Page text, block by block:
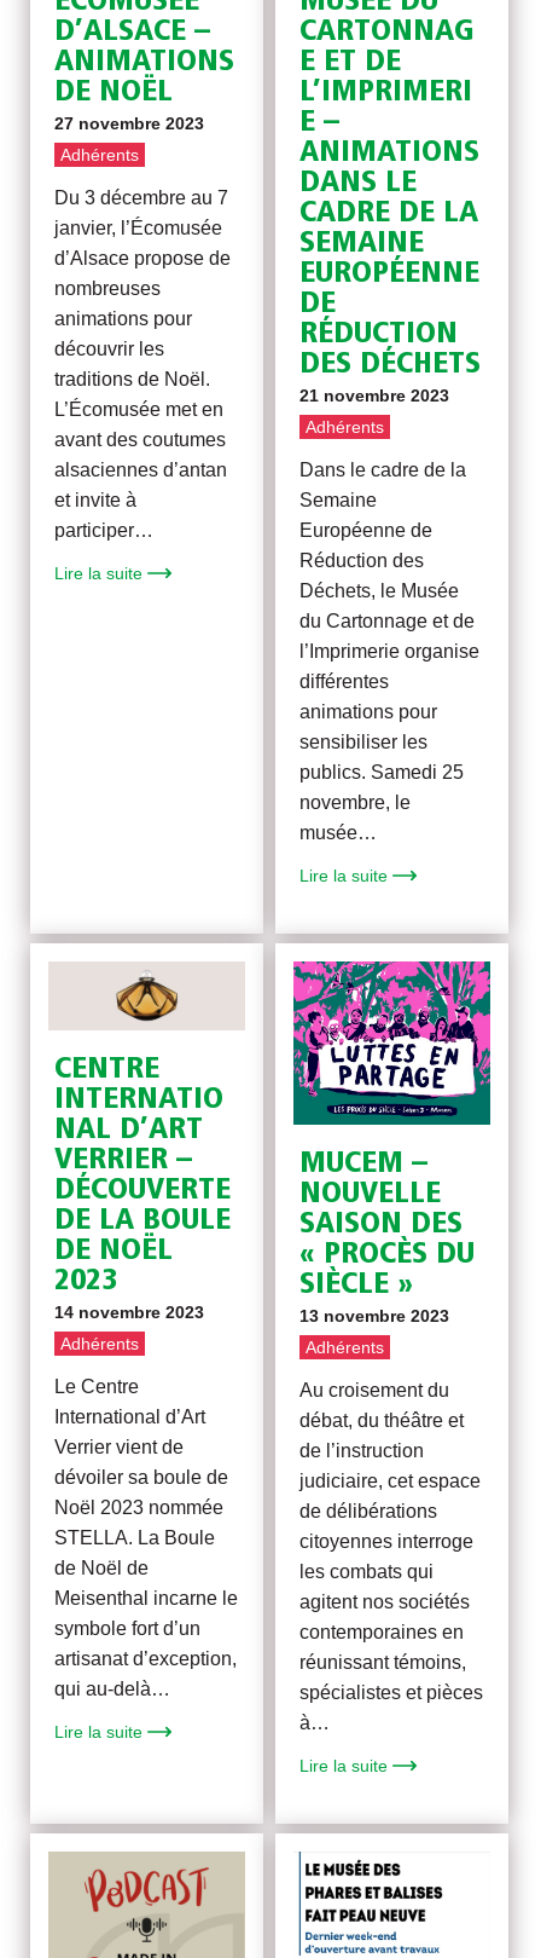
D’ALSACE –
ANIMATIONS
DE NOËL
27 novembre 2023
Adhérents
Du 3 décembre au 7
janvier, l’Écomusée
d’Alsace propose de
nombreuses
animations pour
découvrir les
traditions de Noël.
L’Écomusée met en
avant des coutumes
alsaciennes d’antan
et invite à
participer…
Lire la suite
CARTONNAG
E ET DE
L’IMPRIMERI
E –
ANIMATIONS
DANS LE
CADRE DE LA
SEMAINE
EUROPÉENNE
DE
RÉDUCTION
DES DÉCHETS
21 novembre 2023
Adhérents
Dans le cadre de la
Semaine
Européenne de
Réduction des
Déchets, le Musée
du Cartonnage et de
l’Imprimerie organise
différentes
animations pour
sensibiliser les
publics. Samedi 25
novembre, le
musée…
Lire la suite
CENTRE
INTERNATIO
NAL D’ART
VERRIER –
DÉCOUVERTE
DE LA BOULE
DE NOËL
2023
14 novembre 2023
Adhérents
Le Centre
International d’Art
Verrier vient de
dévoiler sa boule de
Noël 2023 nommée
STELLA. La Boule
de Noël de
Meisenthal incarne le
symbole fort d’un
artisanat d’exception,
qui au-delà…
Lire la suite
MUCEM –
NOUVELLE
SAISON DES
« PROCÈS DU
SIÈCLE »
13 novembre 2023
Adhérents
Au croisement du
débat, du théâtre et
de l’instruction
judiciaire, cet espace
de délibérations
citoyennes interroge
les combats qui
agitent nos sociétés
contemporaines en
réunissant témoins,
spécialistes et pièces
à…
Lire la suite